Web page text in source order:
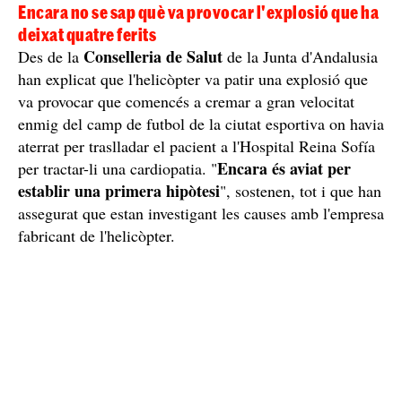
Encara no se sap què va provocar l'explosió que ha
deixat quatre ferits
Des de la Conselleria de Salut de la Junta d'Andalusia
han explicat que l'helicòpter va patir una explosió que
va provocar que comencés a cremar a gran velocitat
enmig del camp de futbol de la ciutat esportiva on havia
aterrat per traslladar el pacient a l'Hospital Reina Sofía
per tractar-li una cardiopatia. "Encara és aviat per
establir una primera hipòtesi", sostenen, tot i que han
assegurat que estan investigant les causes amb l'empresa
fabricant de l'helicòpter.